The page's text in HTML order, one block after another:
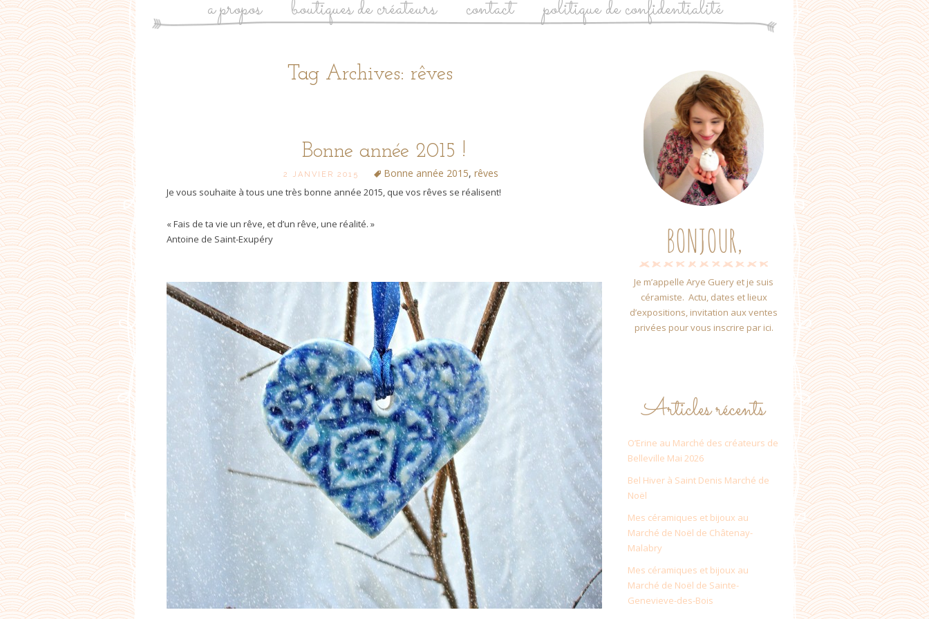
a propos boutiques de créateurs contact politique de confidentialité
Tag Archives: rêves
Bonne année 2015 !
2 JANVIER 2015 Bonne année 2015,rêves
Je vous souhaite à tous une très bonne année 2015, que vos rêves se réalisent!
« Fais de ta vie un rêve, et d’un rêve, une réalité. »
Antoine de Saint-Exupéry
BONJOUR,
Je m’appelle Arye Guery et je suis
céramiste. Actu, dates et lieux
d’expositions, invitation aux ventes
privées pour vous inscrire par ici.
Articles récents
O’Erine au Marché des créateurs de
Belleville Mai 2026
Bel Hiver à Saint Denis Marché de
Noël
Mes céramiques et bijoux au
Marché de Noël de Châtenay-
Malabry
Mes céramiques et bijoux au
Marché de Noël de Sainte-
Genevieve-des-Bois